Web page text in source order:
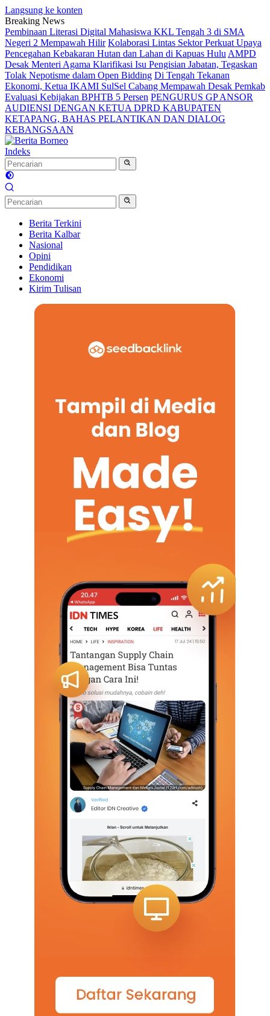
Langsung ke konten
Breaking News
Pembinaan Literasi Digital Mahasiswa KKL Tengah 3 di SMA
Negeri 2 Mempawah Hilir Kolaborasi Lintas Sektor Perkuat Upaya
Pencegahan Kebakaran Hutan dan Lahan di Kapuas Hulu AMPD
Desak Menteri Agama Klarifikasi Isu Pengisian Jabatan, Tegaskan
Tolak Nepotisme dalam Open Bidding Di Tengah Tekanan
Ekonomi, Ketua IKAMI SulSel Cabang Mempawah Desak Pemkab
Evaluasi Kebijakan BPHTB 5 Persen PENGURUS GP ANSOR
AUDIENSI DENGAN KETUA DPRD KABUPATEN
KETAPANG, BAHAS PELANTIKAN DAN DIALOG
KEBANGSAAN
Indeks
Berita Terkini
Berita Kalbar
Nasional
Opini
Pendidikan
Ekonomi
Kirim Tulisan